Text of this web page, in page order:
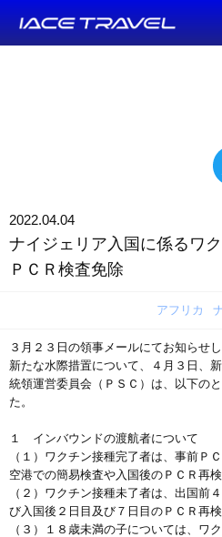
2022.04.04
ナイジェリア入国に係るワ
ＰＣＲ検査免除
アフリカ
３月２３日の領事メールにてお知らせ
新たな水際措置について、４月３日、
統領運営委員会（ＰＳＣ）は、以下の
た。
１ インバウンドの渡航者について
（１）ワクチン接種完了者は、事前Ｐ
空港での簡易検査や入国後のＰＣＲ再検
（２）ワクチン接種未了者は、出国前
び入国後２日目及び７日目のＰＣＲ再検
（３）１８歳未満の子については、ワ